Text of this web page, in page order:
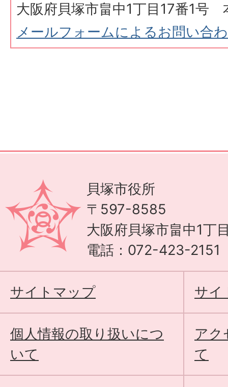
大阪府貝塚市畠中1丁目17番1号
メールフォームによるお問い合
貝塚市役所
〒597-8585
大阪府貝塚市畠中1丁
電話：072-423-2151
サイトマップ サイ
個人情報の取り扱いにつ
いて
アク
て